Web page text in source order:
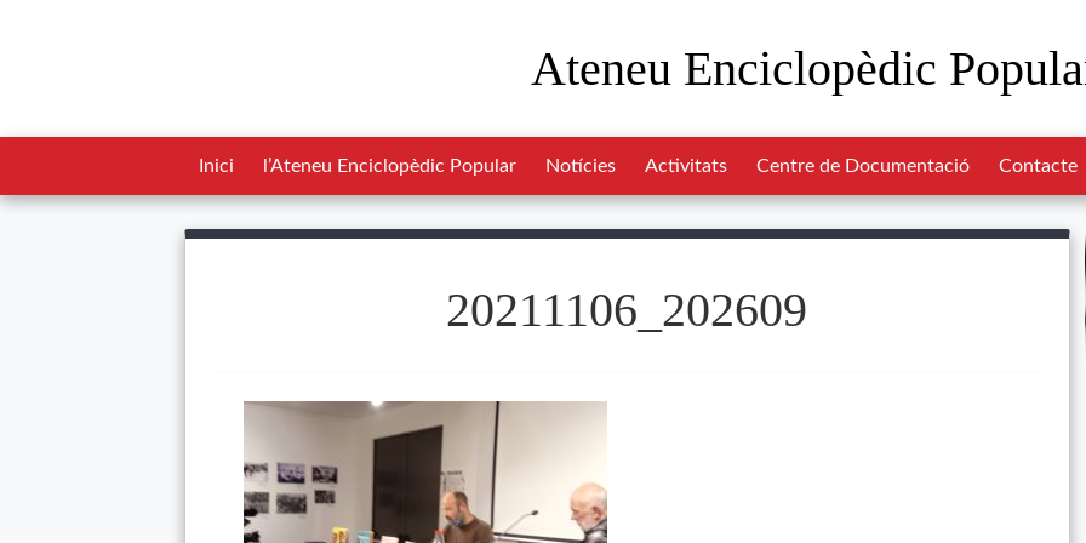
Ateneu Enciclopèdic
Inici l’Ateneu Enciclopèdic Popular Notícies Activitats Centre de Documentació Contacte
20211106_202609